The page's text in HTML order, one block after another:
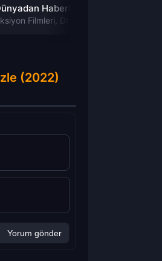
Filmleri Dram Filmleri
(2022)